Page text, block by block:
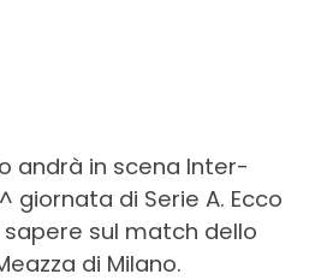
andrà in scena Inter-
giornata di Serie A. Ecco
sul match dello
di Milano.